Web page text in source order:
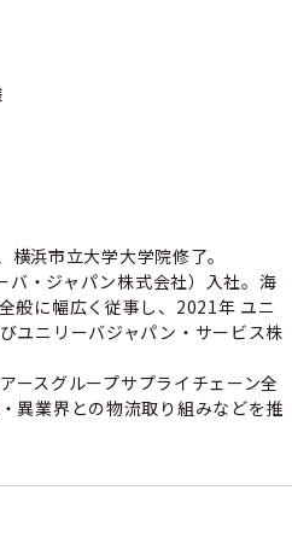
浜市立大学大学院修了。
バ・ジャパン株式会社）入社。海
般に幅広く従事し、2021年 ユニ
ユニリーバジャパン・サービス株
ースグループサプライチェーン全
異業界との物流取り組みなどを推